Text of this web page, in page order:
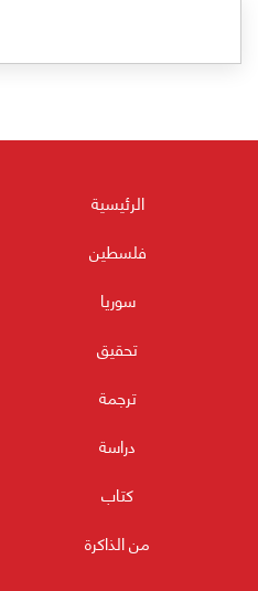
الرئيسية
فلسطين
سوريا
تحقيق
ترجمة
دراسة
كتاب
من الذاكرة